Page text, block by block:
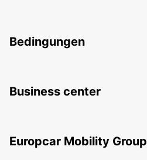
Bedingungen
Business center
Europcar Mobility Group